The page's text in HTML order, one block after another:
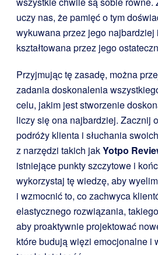
uczy nas, że pamięć o tym
wykuwana przez jego najbardziej
kształtowana przez jego
Przyjmując tę zasadę, można
zadania doskonalenia
celu, jakim jest stworzenie
liczy się ona najbardziej. Zacznij
podróży klienta i słuchania
z narzędzi takich jakYotpo
istniejące punkty szczytowe i
wykorzystaj tę wiedzę, aby
i wzmocnić to, co zachwyca
elastycznego rozwiązania,
aby proaktywnie projektować
które budują więzi emocjonalne i